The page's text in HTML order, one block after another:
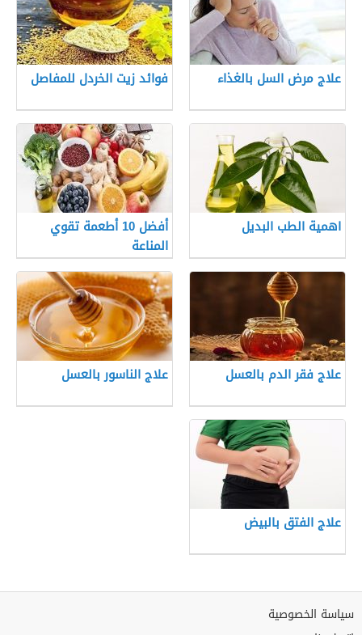
علاج مرض السل بالغذاء فوائد زيت الخردل للمفاصل
اهمية الطب البديل
أفضل 10 أطعمة تقوي
المناعة
علاج فقر الدم بالعسل علاج الناسور بالعسل
علاج الفتق بالبيض
سياسة الخصوصية